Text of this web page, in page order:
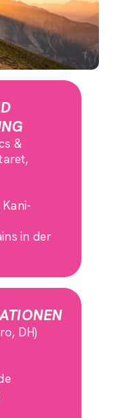
&
in der
DH)